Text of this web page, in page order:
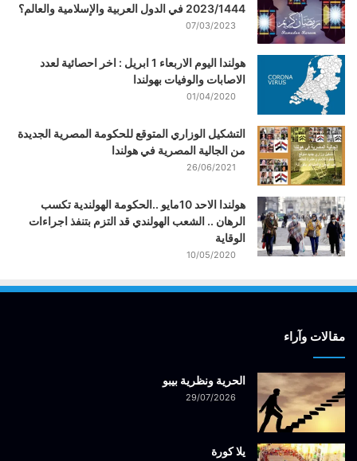
2023/1444 في الدول العربية والإسلامية والعالم؟
07/03/2023
هولندا اليوم الاربعاء 1 ابريل : اخر احصائية لعدد
الاصابات والوفيات بهولندا
01/04/2020
التشكيل الوزاري المتوقع للحكومة المصرية الجديدة
من الجالية المصرية في هولندا
26/06/2021
هولندا الاحد 10مايو ..الحكومة الهولندية تكسب
الرهان .. الشعب الهولندي قد التزم بتنفذ اجراءات
الوقاية
10/05/2020
مقالات وآراء
الحرية ونظرية بيبو
29/07/2026
يلا كورة